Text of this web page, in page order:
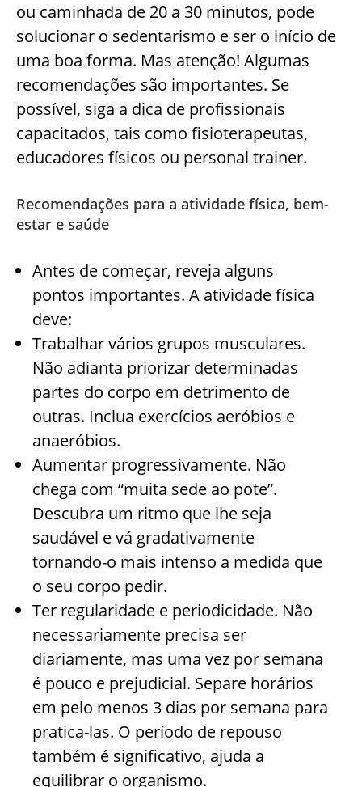
ou caminhada de 20 a 30 minutos, pode
solucionar o sedentarismo e ser o início de
uma boa forma. Mas atenção! Algumas
recomendações são importantes. Se
possível, siga a dica de profissionais
capacitados, tais como fisioterapeutas,
educadores físicos ou personal trainer.
Recomendações para a atividade física, bem-
estar e saúde
Antes de começar, reveja alguns
pontos importantes. A atividade física
deve:
Trabalhar vários grupos musculares.
Não adianta priorizar determinadas
partes do corpo em detrimento de
outras. Inclua exercícios aeróbios e
anaeróbios.
Aumentar progressivamente. Não
chega com “muita sede ao pote”.
Descubra um ritmo que lhe seja
saudável e vá gradativamente
tornando-o mais intenso a medida que
o seu corpo pedir.
Ter regularidade e periodicidade. Não
necessariamente precisa ser
diariamente, mas uma vez por semana
é pouco e prejudicial. Separe horários
em pelo menos 3 dias por semana para
pratica-las. O período de repouso
também é significativo, ajuda a
equilibrar o organismo.